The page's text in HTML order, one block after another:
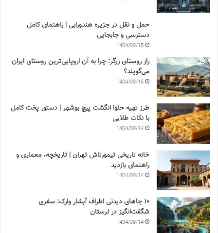
حمل و نقل در جزیره هندورابی | راهنمای کامل
دسترسی و جابجایی
1404/09/15
راز روستای زرگر: چرا به آن اروپایی‌ترین روستای ایران
می‌گویند؟
1404/09/15
طرز تهیه حلوا انگشت پیچ بوشهر | دستور پخت کامل
با نکات طلایی
1404/09/14
خانه تاریخی تیمورتاش تهران | تاریخچه، معماری و
راهنمای بازدید
1404/09/14
۱۰ جاهای دیدنی اطراف آبشار وارک: سفری
شگفت‌انگیز در لرستان
1404/09/14